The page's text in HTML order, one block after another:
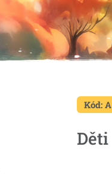
Kód:
Děti